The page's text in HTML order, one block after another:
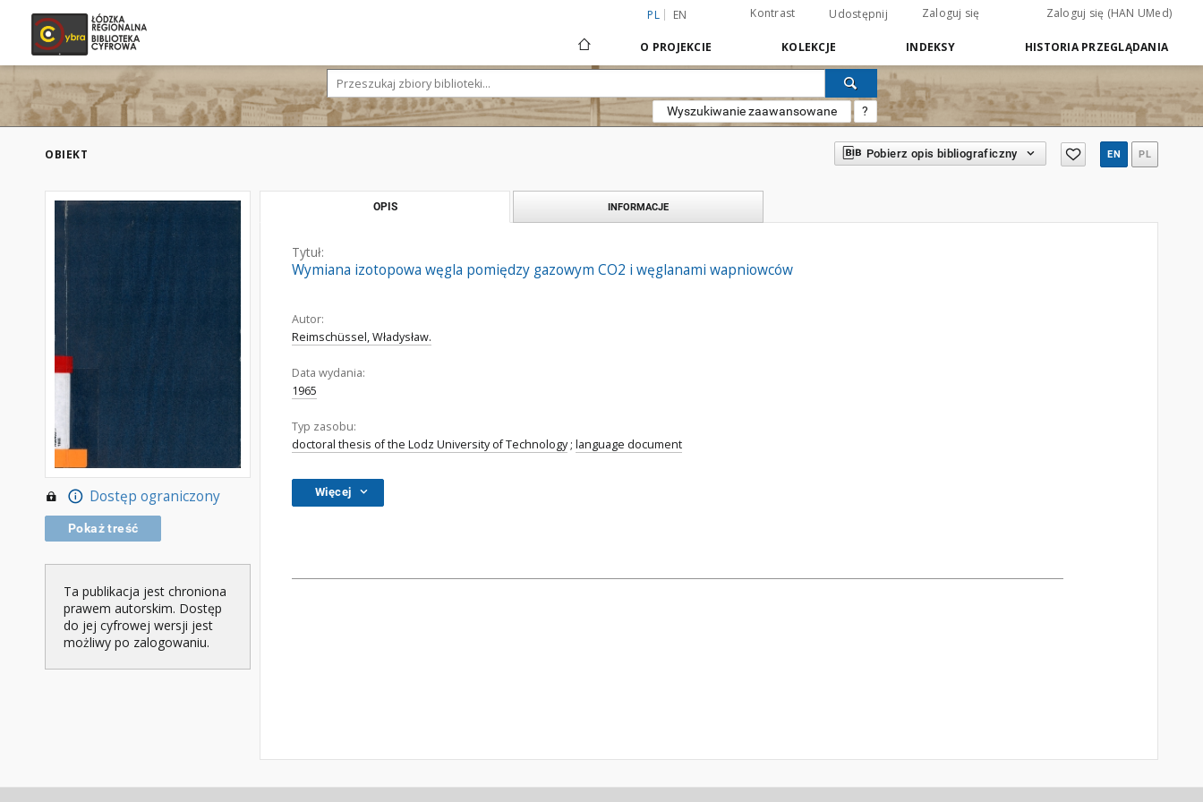
PL EN Kontrast Udostępnij Zaloguj się Zaloguj się (HAN UMed)
O PROJEKCIE KOLEKCJE INDEKSY HISTORIA PRZEGLĄDANIA
Wyszukiwanie zaawansowane ?
OBIEKT Pobierz opis bibliograficzny EN PL
Dostęp ograniczony
Pokaż treść
Ta publikacja jest chroniona
prawem autorskim. Dostęp
do jej cyfrowej wersji jest
możliwy po zalogowaniu.
OPIS INFORMACJE
Tytuł:
Wymiana izotopowa węgla pomiędzy gazowym CO2 i węglanami wapniowców
Autor:
Reimschüssel, Władysław.
Data wydania:
1965
Typ zasobu:
doctoral thesis of the Lodz University of Technology; language document
Więcej